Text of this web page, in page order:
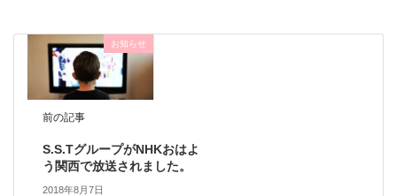
お知らせ
前の記事
S.S.TグループがNHKおはよ
う関西で放送されました。
2018年8月7日